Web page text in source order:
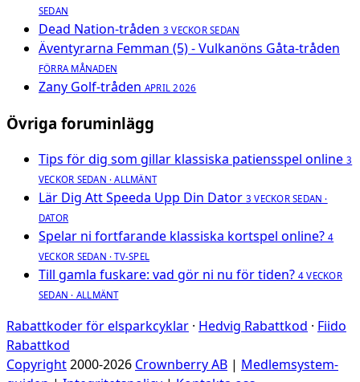
SEDAN
Dead Nation-tråden 3 VECKOR SEDAN
Äventyrarna Femman (5) - Vulkanöns Gåta-tråden
FÖRRA MÅNADEN
Zany Golf-tråden APRIL 2026
Övriga foruminlägg
Tips för dig som gillar klassiska patiensspel online 3
VECKOR SEDAN · ALLMÄNT
Lär Dig Att Speeda Upp Din Dator 3 VECKOR SEDAN ·
DATOR
Spelar ni fortfarande klassiska kortspel online? 4
VECKOR SEDAN · TV-SPEL
Till gamla fuskare: vad gör ni nu för tiden? 4 VECKOR
SEDAN · ALLMÄNT
Rabattkoder för elsparkcyklar · Hedvig Rabattkod · Fiido
Rabattkod
Copyright2000-2026 Crownberry AB | Medlemsystem-